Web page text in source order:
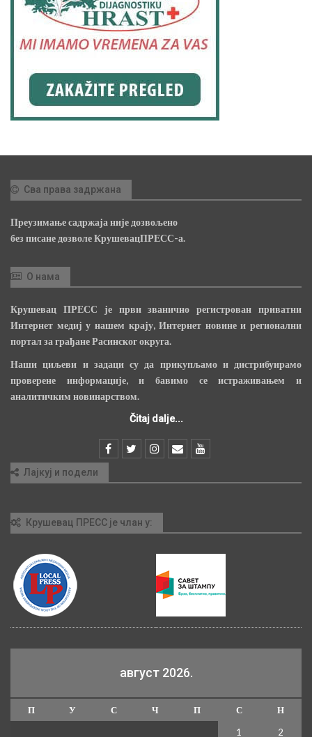
Сва права задржана
Преузимање садржаја није дозвољено
без писане дозволе КрушевацПРЕСС-а.
О нама
Крушевац ПРЕСС је први званично регистрован приватни
Интернет медиј у нашем крају, Интернет новине и регионални
портал за грађане Расинског округа.
Наши циљеви и задаци су да прикупљамо и дистрибуирамо
проверене информације, и бавимо се истраживањем и
аналитичким новинарством.
Čitaj dalje...
Лајкуј и подели
Крушевац ПРЕСС је члан у:
август 2026.
П У С Ч П С
Н
1
2